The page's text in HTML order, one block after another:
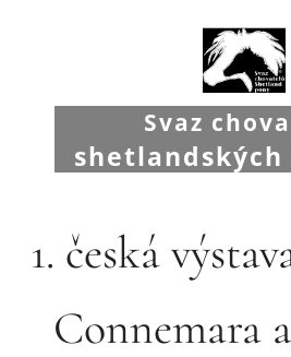
Svaz
shetlandských
1. česká
Connemara